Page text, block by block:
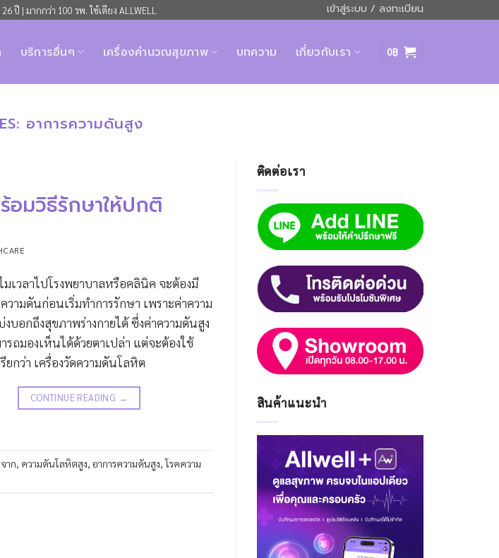
ปี | มากกว่า 100 รพ. ใช้เตียง ALLWELL เข้าสู่ระบบ / ลงทะเบียน
บริการอื่นๆ เครื่องคำนวณสุขภาพ บทความ เกี่ยวกับเรา 0฿
อาการความดันสูง
อมวิธีรักษาให้ปกติ
มเวลาไปโรงพยาบาลหรือคลินิค จะต้องมี
วามดันก่อนเริ่มทำการรักษา เพราะค่าความ
บอกถึงสุขภาพร่างกายได้ ซึ่งค่าความดันสูง
รถมองเห็นได้ด้วยตาเปล่า แต่จะต้องใช้
ยกว่า เครื่องวัดความดันโลหิต
CONTINUE READING →
าก, ความดันโลหิตสูง, อาการความดันสูง,โรคความ
ติดต่อเรา
สินค้าแนะนำ